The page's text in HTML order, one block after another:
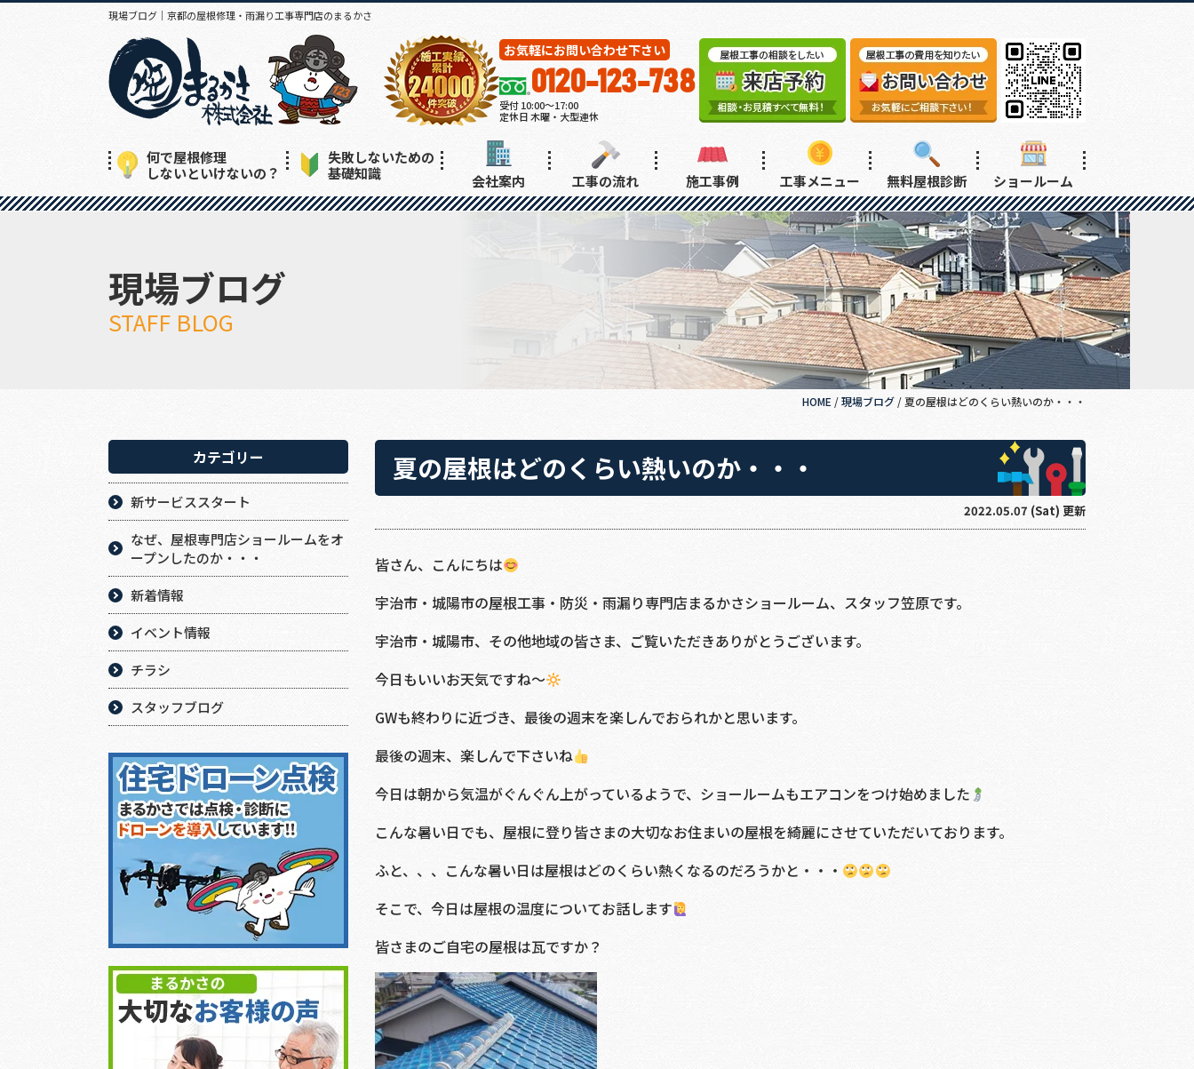
現場ブログ｜京都の屋根修理・雨漏り工事専門店のまるかさ
お気軽にお問い合わせ下さい
0120-123-738
受付 10:00～17:00
定休日 木曜・大型連休
何で屋根修理
しないといけないの？
失敗しないための
基礎知識
会社案内 工事の流れ 施工事例 工事メニュー 無料屋根診断 ショールーム
現場ブログ
STAFF BLOG
HOME /現場ブログ /夏の屋根はどのくらい熱いのか・・・
夏の屋根はどのくらい熱いのか・・・
2022.05.07 (Sat) 更新
皆さん、こんにちは
宇治市・城陽市の屋根工事・防災・雨漏り専門店まるかさショールーム、スタッフ笠原です。
宇治市・城陽市、その他地域の皆さま、ご覧いただきありがとうございます。
今日もいいお天気ですね～
GWも終わりに近づき、最後の週末を楽しんでおられかと思います。
最後の週末、楽しんで下さいね
今日は朝から気温がぐんぐん上がっているようで、ショールームもエアコンをつけ始めました
こんな暑い日でも、屋根に登り皆さまの大切なお住まいの屋根を綺麗にさせていただいております。
ふと、、、こんな暑い日は屋根はどのくらい熱くなるのだろうかと・・・
そこで、今日は屋根の温度についてお話します
皆さまのご自宅の屋根は瓦ですか？
カテゴリー
新サービススタート
なぜ、屋根専門店ショールームをオ
ープンしたのか・・・
新着情報
イベント情報
チラシ
スタッフブログ